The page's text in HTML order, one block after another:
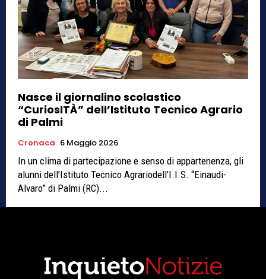
Nasce il giornalino scolastico
“CuriosITÀ” dell’Istituto Tecnico Agrario
di Palmi
Cronaca 6 Maggio 2026
In un clima di partecipazione e senso di appartenenza, gli
alunni dell’Istituto Tecnico Agrariodell’I.I.S. “Einaudi-
Alvaro” di Palmi (RC)...